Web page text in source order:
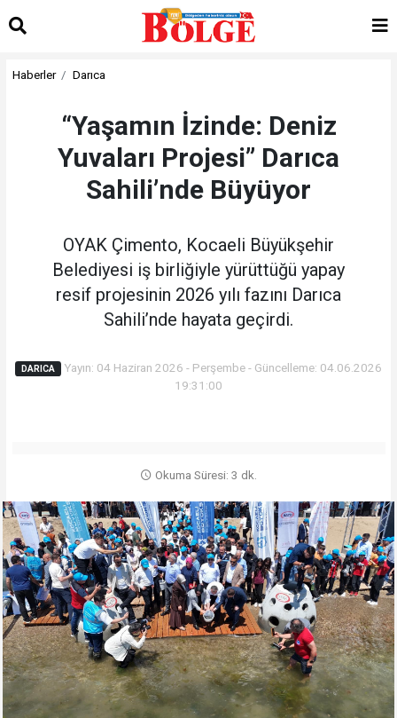
Haberler Darıca
“Yaşamın İzinde: Deniz
Yuvaları Projesi” Darıca
Sahili’nde Büyüyor
OYAK Çimento, Kocaeli Büyükşehir
Belediyesi iş birliğiyle yürüttüğü yapay
resif projesinin 2026 yılı fazını Darıca
Sahili’nde hayata geçirdi.
DARICA Yayın: 04 Haziran 2026 - Perşembe - Güncelleme: 04.06.2026
19:31:00
Okuma Süresi: 3 dk.